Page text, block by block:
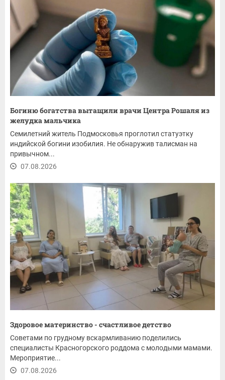
Богиню богатства вытащили врачи Центра Рошаля из
желудка мальчика
Семилетний житель Подмосковья проглотил статуэтку
индийской богини изобилия. Не обнаружив талисман на
привычном...
07.08.2026
Здоровое материнство - счастливое детство
Советами по грудному вскармливанию поделились
специалисты Красногорского роддома с молодыми мамами.
Мероприятие...
07.08.2026